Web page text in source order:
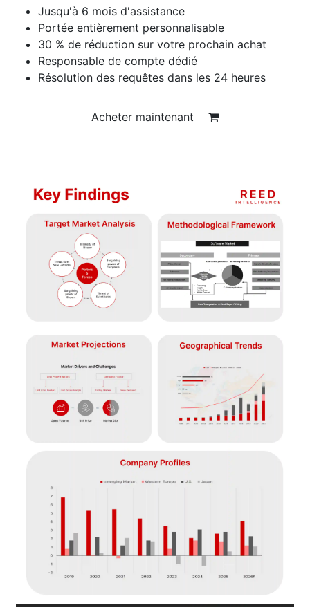
Jusqu'à 6 mois d'assistance
Portée entièrement personnalisable
30 % de réduction sur votre prochain achat
Responsable de compte dédié
Résolution des requêtes dans les 24 heures
Acheter maintenant